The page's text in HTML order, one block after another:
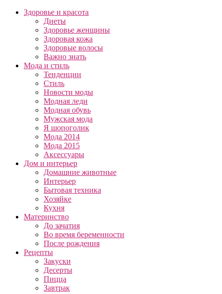
Здоровье и красота
Диеты
Здоровье женщины
Здоровая кожа
Здоровые волосы
Важно знать
Мода и стиль
Тенденции
Стиль
Новости моды
Модная леди
Модная обувь
Мужская мода
Я шопоголик
Мода 2014
Мода 2015
Аксессуары
Дом и интерьер
Домашние животные
Интерьер
Бытовая техника
Хозяйке
Кухня
Материнство
До зачатия
Во время беременности
После рождения
Рецепты
Закуски
Десерты
Пицца
Завтрак